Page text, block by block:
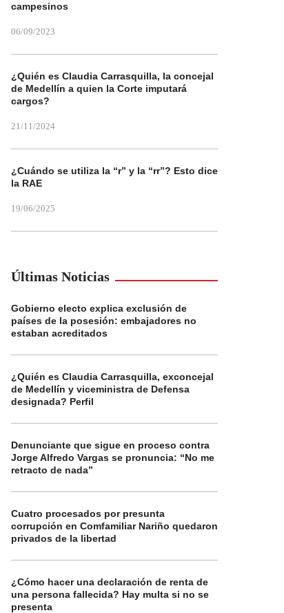
campesinos
06/09/2023
¿Quién es Claudia Carrasquilla, la concejal
de Medellín a quien la Corte imputará
cargos?
21/11/2024
¿Cuándo se utiliza la “r” y la “rr”? Esto dice
la RAE
19/06/2025
Últimas Noticias
Gobierno electo explica exclusión de
países de la posesión: embajadores no
estaban acreditados
¿Quién es Claudia Carrasquilla, exconcejal
de Medellín y viceministra de Defensa
designada? Perfil
Denunciante que sigue en proceso contra
Jorge Alfredo Vargas se pronuncia: “No me
retracto de nada”
Cuatro procesados por presunta
corrupción en Comfamiliar Nariño quedaron
privados de la libertad
¿Cómo hacer una declaración de renta de
una persona fallecida? Hay multa si no se
presenta